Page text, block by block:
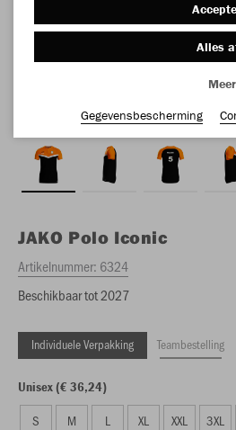
JAKO Polo Iconic
Artikelnummer: 6324
Beschikbaar tot 2027
Individuele Verpakking Teambestelling
Unisex (€ 36,24)
S M L XL XXL 3XL
Alles
Gegevensbescherming